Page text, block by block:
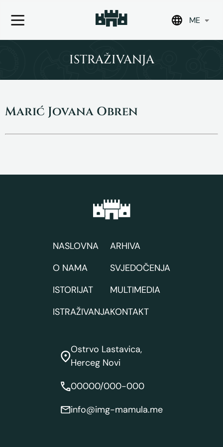
ME
ISTRAŽIVANJA
Marić Jovana Obren
NASLOVNA
O NAMA
ISTORIJAT
ISTRAŽIVANJA
ARHIVA
SVJEDOČENJA
MULTIMEDIA
KONTAKT
Ostrvo Lastavica,
Herceg Novi
00000/000-000
info@img-mamula.me